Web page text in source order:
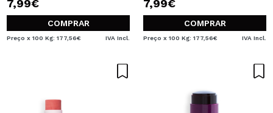
7,99€
COMPRAR
Preço x 100 Kg: 177,56€ IVA Incl.
7,99€
COMPRAR
Preço x 100 Kg: 177,56€ IVA Incl.